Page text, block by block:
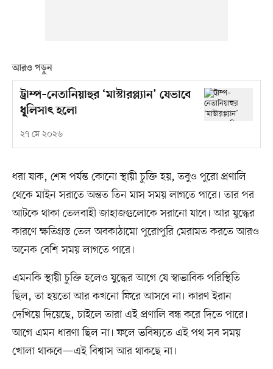
আরও পড়ুন
ট্রাম্প–নেতানিয়াহুর ‘মাস্টারপ্ল্যান’ যেভাবে
ধূলিসাৎ হলো
২৭ মে ২০২৬
ধরা যাক, শেষ পর্যন্ত কোনো স্থায়ী চুক্তি হয়, তবুও পুরো প্রণালি
থেকে মাইন সরাতে অন্তত তিন মাস সময় লাগতে পারে। তার পর
আটকে থাকা তেলবাহী জাহাজগুলোকে সরানো যাবে। আর যুদ্ধের
কারণে ক্ষতিগ্রস্ত তেল অবকাঠামো পুরোপুরি মেরামত করতে আরও
অনেক বেশি সময় লাগতে পারে।
এমনকি স্থায়ী চুক্তি হলেও যুদ্ধের আগে যে স্বাভাবিক পরিস্থিতি
ছিল, তা হয়তো আর কখনো ফিরে আসবে না। কারণ ইরান
দেখিয়ে দিয়েছে, চাইলে তারা এই প্রণালি বন্ধ করে দিতে পারে।
আগে এমন ধারণা ছিল না। ফলে ভবিষ্যতে এই পথ সব সময়
খোলা থাকবে—এই বিশ্বাস আর থাকছে না।